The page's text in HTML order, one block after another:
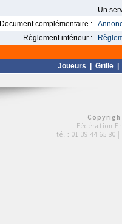
Un
Document complémentaire :
Règlement intérieur :
Joueurs Grille
Fédération
tél : 01 39 44 65 80